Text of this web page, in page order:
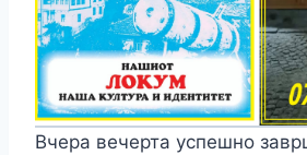
Вчера вечерта успешно